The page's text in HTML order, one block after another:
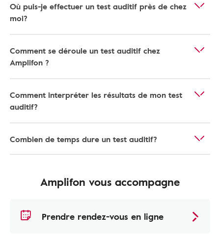
Où puis-je effectuer un test auditif près de chez
moi?
Comment se déroule un test auditif chez
Amplifon ?
Comment interpréter les résultats de mon test
auditif?
Combien de temps dure un test auditif?
Amplifon vous accompagne
Prendre rendez-vous en ligne